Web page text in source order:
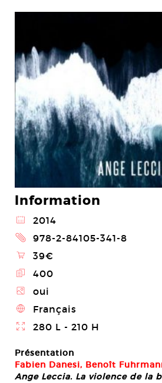
Information
@ 2014
2 978-2-84105-341-8
\ 39€
E 400
Z oui
4 Français
} 280 L - 210 H
Présentation
Fabien Danesi, Benoît
Ange Leccia. La violence de la